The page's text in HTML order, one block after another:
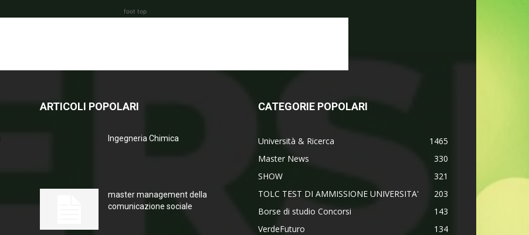
foot top
ARTICOLI POPOLARI
Ingegneria Chimica
master management della
comunicazione sociale
CATEGORIE POPOLARI
Università & Ricerca
1465
Master News
330
SHOW
321
TOLC TEST DI AMMISSIONE UNIVERSITA'
203
Borse di studio Concorsi
143
VerdeFuturo
134